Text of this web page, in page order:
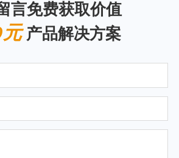
言免费获取价值
产品解决方案